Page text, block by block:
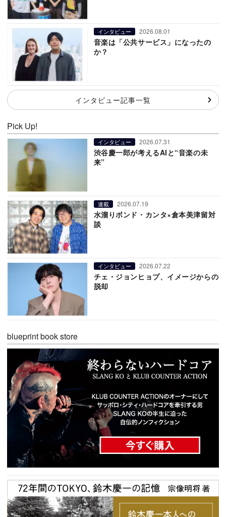
インタビュー 2026.08.01
音楽は「公共サービス」になったの
か？
インタビュー記事一覧
Pick Up!
インタビュー 2026.07.31
渋谷慶一郎が考えるAIと“音楽の未
来”
連載 2026.07.19
水溜りボンド・カンタ×倉本美津留対
談
インタビュー 2026.07.22
チェ・ジョンヒョプ、イメージからの
脱却
blueprint book store